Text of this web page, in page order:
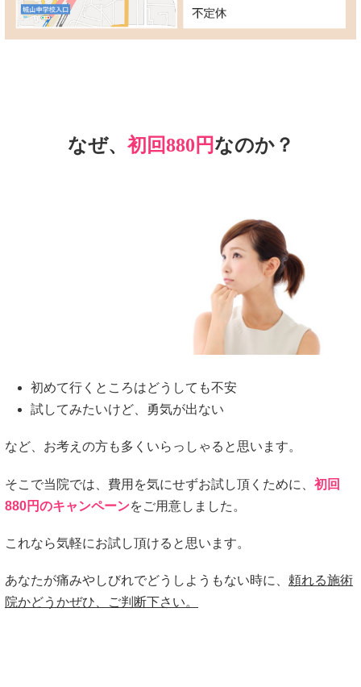
なぜ、 初回880円なのか？
初めて行くところはどうしても不安
試してみたいけど、勇気が出ない
など、お考えの方も多くいらっしゃると思います。
そこで当院では、費用を気にせずお試し頂くために、 初回
880円のキャンペーンをご用意しました。
これなら気軽にお試し頂けると思います。
あなたが痛みやしびれでどうしようもない時に、 頼れる施術
院かどうかぜひ、ご判断下さい。